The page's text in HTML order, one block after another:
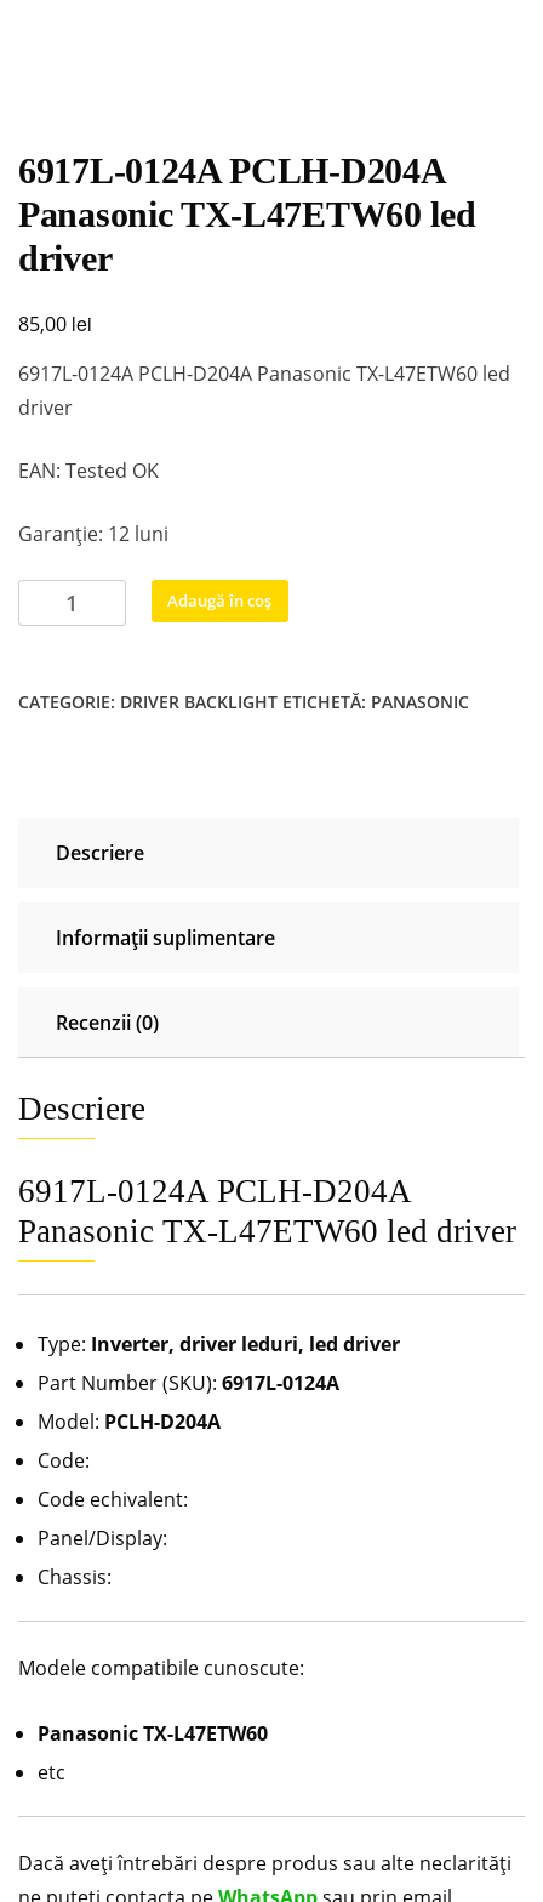
6917L-0124A PCLH-D204A
Panasonic TX-L47ETW60 led
driver
85,00 lei
6917L-0124A PCLH-D204A Panasonic TX-L47ETW60 led
driver
EAN: Tested OK
Garanție: 12 luni
Cantitate
6917L-
D204A
driver
Adaugă în coș
CATEGORIE: DRIVER BACKLIGHT ETICHETĂ: PANASONIC
Descriere
Informații suplimentare
Recenzii (0)
Descriere
6917L-0124A PCLH-D204A
Panasonic TX-L47ETW60 led driver
Type: Inverter, driver leduri, led driver
Part Number (SKU): 6917L-0124A
Model: PCLH-D204A
Code:
Code echivalent:
Panel/Display:
Chassis:
Modele compatibile cunoscute:
Panasonic TX-L47ETW60
etc
Dacă aveți întrebări despre produs sau alte neclarități